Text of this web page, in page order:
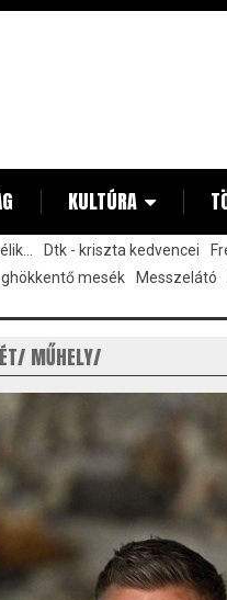
KULTÚRA
Dtk - kriszta kedvencei
mesék Messzelátó
MŰHELY